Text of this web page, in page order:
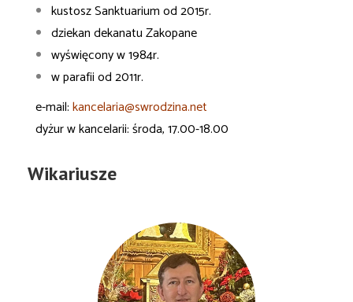
kustosz Sanktuarium od 2015r.
dziekan dekanatu Zakopane
wyświęcony w 1984r.
w parafii od 2011r.
e-mail:kancelaria@swrodzina.net
dyżur w kancelarii: środa, 17.00-18.00
Wikariusze